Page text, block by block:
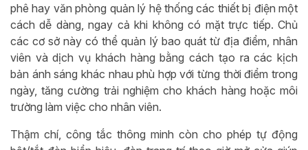
phê hay văn phòng quản lý hệ thống các thiết bị điện một
cách dễ dàng, ngay cả khi không có mặt trực tiếp. Chủ
các cơ sở này có thể quản lý bao quát từ địa điểm, nhân
viên và dịch vụ khách hàng bằng cách tạo ra các kịch
bản ánh sáng khác nhau phù hợp với từng thời điểm trong
ngày, tăng cường trải nghiệm cho khách hàng hoặc môi
trường làm việc cho nhân viên.
Thậm chí, công tắc thông minh còn cho phép tự động